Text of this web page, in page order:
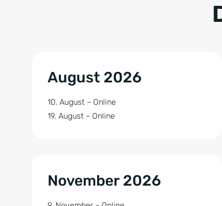
August 2026
10. August – Online
19. August – Online
November 2026